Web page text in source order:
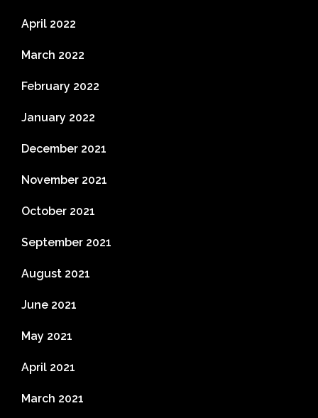
April 2022
March 2022
February 2022
January 2022
December 2021
November 2021
October 2021
September 2021
August 2021
June 2021
May 2021
April 2021
March 2021